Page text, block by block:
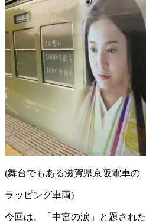
(舞台でもある滋賀県京阪電車の
ラッピング車両)
今回は、「中宮の涙」と題された